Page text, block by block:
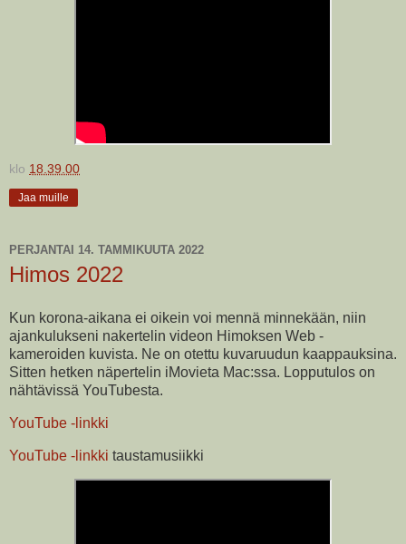
klo 18.39.00
Jaa muille
PERJANTAI 14. TAMMIKUUTA 2022
Himos 2022
Kun korona-aikana ei oikein voi mennä minnekään, niin
ajankulukseni nakertelin videon Himoksen Web -
kameroiden kuvista. Ne on otettu kuvaruudun kaappauksina.
Sitten hetken näpertelin iMovieta Mac:ssa. Lopputulos on
nähtävissä YouTubesta.
YouTube -linkki
YouTube -linkki taustamusiikki